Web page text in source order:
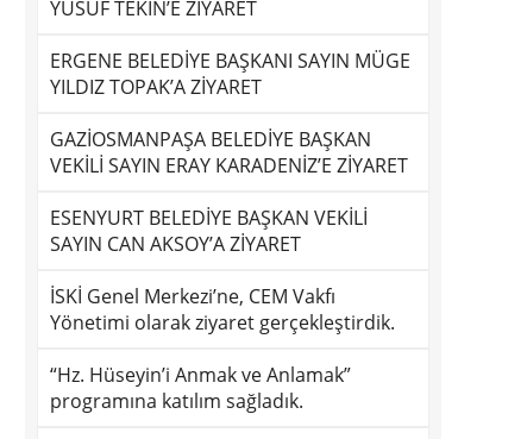
YUSUF TEKİN’E ZİYARET
ERGENE BELEDİYE BAŞKANI SAYIN MÜGE
YILDIZ TOPAK’A ZİYARET
GAZİOSMANPAŞA BELEDİYE BAŞKAN
VEKİLİ SAYIN ERAY KARADENİZ’E ZİYARET
ESENYURT BELEDİYE BAŞKAN VEKİLİ
SAYIN CAN AKSOY’A ZİYARET
İSKİ Genel Merkezi’ne, CEM Vakfı
Yönetimi olarak ziyaret gerçekleştirdik.
“Hz. Hüseyin’i Anmak ve Anlamak”
programına katılım sağladık.